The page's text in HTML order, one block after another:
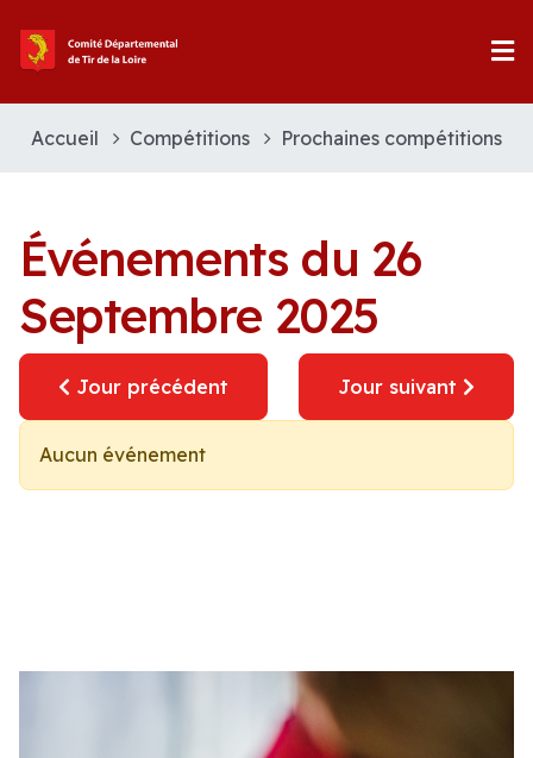
Accueil Compétitions Prochaines compétitions
Événements du 26
Septembre 2025
Jour précédent Jour suivant
Aucun événement